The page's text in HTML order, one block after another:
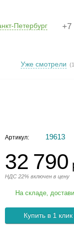
+7
Петербург
Уже смотрели
Артикул: 19613
32 790
НДС 22% включен в цену
На складе,
Купить в 1 клик